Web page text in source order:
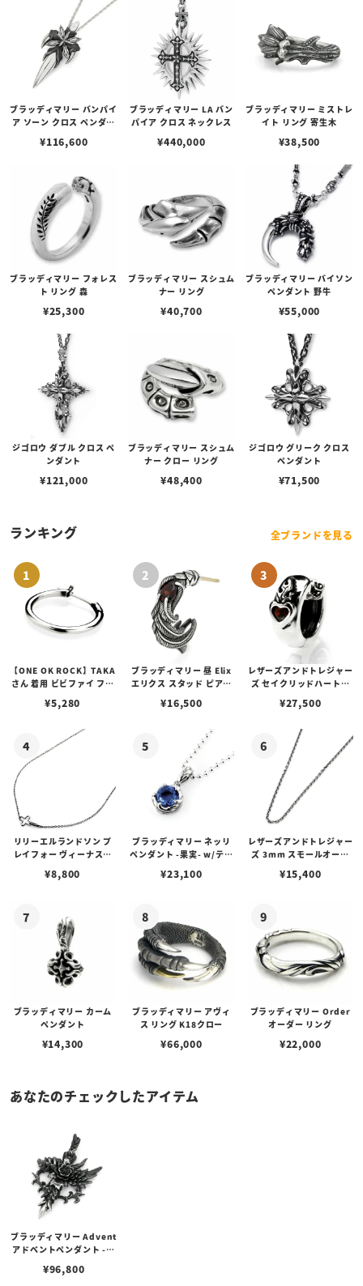
ブラッディマリー バンパイ
ア ソーン クロス ペンダン
¥116,600
ブラッディマリー LA バン
パイア クロス ネックレス
¥440,000
ブラッディマリー ミストレ
イト リング 寄生木
¥38,500
ブラッディマリー フォレス
ト リング 森
¥25,300
ブラッディマリー スシュム
ナー リング
¥40,700
ブラッディマリー バイソン
ペンダント 野牛
¥55,000
ジゴロウ ダブル クロス ペ
ンダント
¥121,000
ブラッディマリー スシュム
ナー クロー リング
¥48,400
ジゴロウ グリーク クロス
ペンダント
¥71,500
ランキング 全ブランドを見る
【ONE OK ROCK】TAKA
さん 着用 ビビファイ フー
¥5,280
ブラッディマリー 昼 Elix
エリクス スタッド ピアス
¥16,500
レザーズアンドトレジャー
ズ セイクリッドハートピ
¥27,500
リリーエルランドソン プ
レイフォー ヴィーナスチ
¥8,800
ブラッディマリー ネッリ
ペンダント -果実- w/ティ
¥23,100
レザーズアンドトレジャー
ズ 3mm スモールオーバ
ブスタークラスプ＆LTロ
¥15,400
ブラッディマリー カーム
ペンダント
¥14,300
ブラッディマリー アヴィ
ス リング K18クロー
¥66,000
ブラッディマリー Order
オーダー リング
¥22,000
あなたのチェックしたアイテム
ブラッディマリー Advent
アドベントペンダント -到
¥96,800